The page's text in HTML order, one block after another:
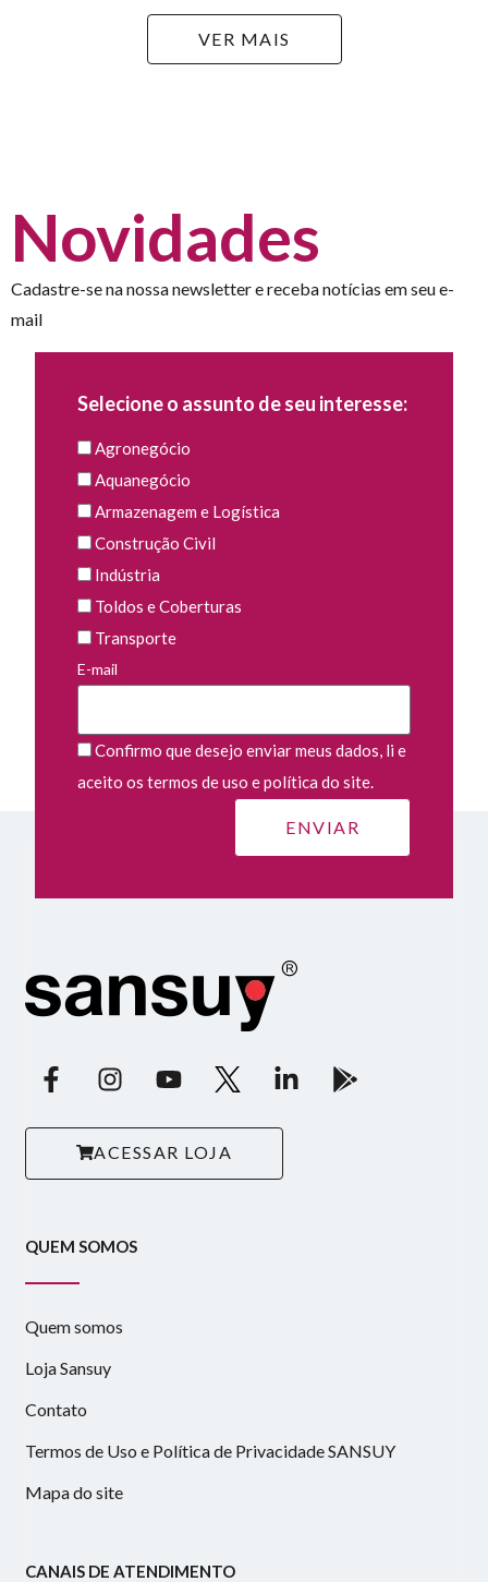
VER MAIS
Novidades
Cadastre-se na nossa newsletter e receba notícias em seu e-
mail
Selecione o assunto de seu interesse:
Agronegócio
Aquanegócio
Armazenagem e Logística
Construção Civil
Indústria
Toldos e Coberturas
Transporte
E-mail
Confirmo que desejo enviar meus dados, li e
aceito os termos de uso e política do site.
ACESSAR LOJA
QUEM SOMOS
Quem somos
Loja Sansuy
Contato
Termos de Uso e Política de Privacidade SANSUY
Mapa do site
CANAIS DE ATENDIMENTO